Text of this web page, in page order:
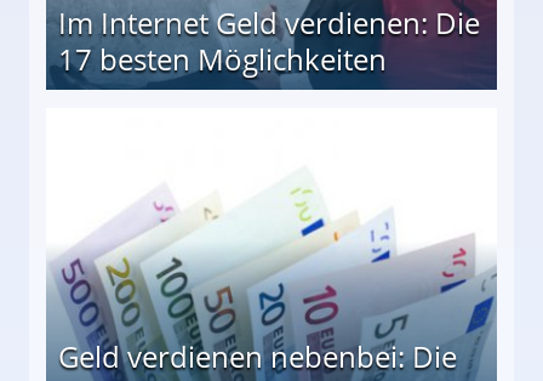
Im Internet Geld verdienen: Die
17 besten Möglichkeiten
Geld verdienen nebenbei: Die